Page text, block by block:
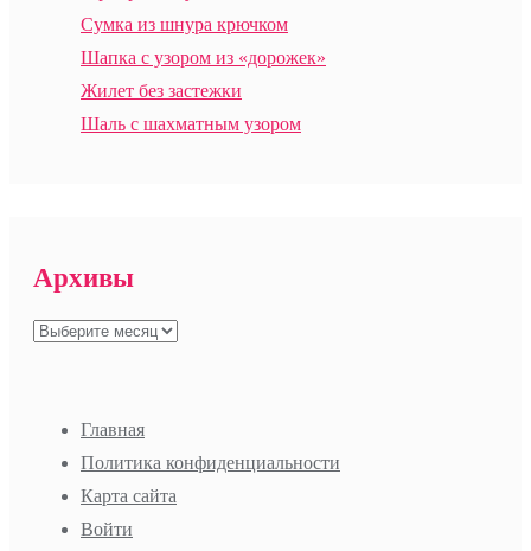
Сумка из шнура крючком
Шапка с узором из «дорожек»
Жилет без застежки
Шаль с шахматным узором
Архивы
Архивы
Главная
Политика конфиденциальности
Карта сайта
Войти